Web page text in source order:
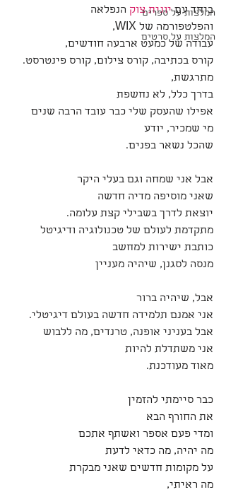
המלצות על ספרים
המלצות על סרטים
ביחד עם יונית צוק הנפלאה
והפלטפורמה של WIX,
עבודה של כמעט ארבעה חודשים,
קורס בכתיבה, קורס צילום, קורס פינטרסט.
מתרגשת,
בדרך כלל, לא נחשפת
אפילו שהעסק שלי כבר עובד הרבה שנים
מי שמכיר, יודע
שהכל נשאר בפנים.
אבל אני שמחה וגם בעלי היקר
שאני מוסיפה מדיה חדשה
יוצאת לדרך בשבילי קצת עלומה.
מתקדמת לעולם של טכנולוגיה ודיגיטל
כותבת ישירות למחשב
מנסה לסגנן, שיהיה מעניין
אבל, שיהיה ברור
אני אמנם תלמידה חדשה בעולם דיגיטלי.
אבל בעניני אופנה, טרנדים, מה ללבוש
אני משתדלת להיות
מאוד מעודכנת.
כבר סיימתי להזמין
את החורף הבא
ומדי פעם אספר ואשתף אתכם
מה יהיה, מה כדאי לדעת
על מקומות חדשים שאני מבקרת
מה ראיתי,